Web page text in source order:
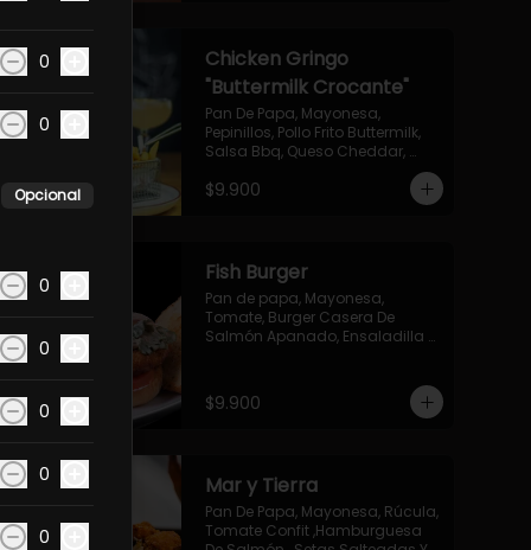
Chicken Gringo
"Buttermilk Crocante"
Pan De Papa, Mayonesa,
Pepinillos, Pollo Frito Buttermilk,
Salsa Bbq, Queso Cheddar,
$9.900
Fish Burger
Pan de papa, Mayonesa,
Tomate, Burger Casera De
Salmón Apanado, Ensaladilla
$9.900
Mar y Tierra
Pan De Papa, Mayonesa, Rúcula,
Tomate Confit ,Hamburguesa
0
0
Opcional
0
0
0
0
0